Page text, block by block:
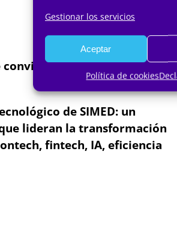
Gestionar los servicios
Aceptar
Política de cookies
convierte en ventaja
de SIMED: un
lideran la transformación
fintech, IA, eficiencia